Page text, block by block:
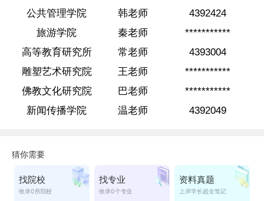
公共管理学院 韩老师
4392424
旅游学院
秦老师
***********
高等教育研究所
常老师
4393004
雕塑艺术研究院
王老师
***********
佛教文化研究院
巴老师
***********
新闻传播学院
温老师 4392049